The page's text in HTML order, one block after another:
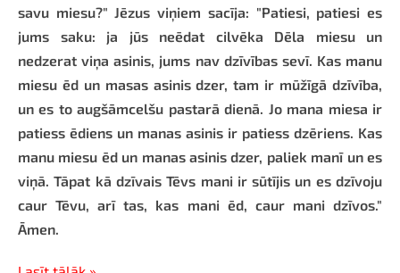
savu miesu?" Jēzus viņiem sacīja: "Patiesi, patiesi es
jums saku: ja jūs neēdat cilvēka Dēla miesu un
nedzerat viņa asinis, jums nav dzīvības sevī. Kas manu
miesu ēd un masas asinis dzer, tam ir mūžīgā dzīvība,
un es to augšāmcelšu pastarā dienā. Jo mana miesa ir
patiess ēdiens un manas asinis ir patiess dzēriens. Kas
manu miesu ēd un manas asinis dzer, paliek manī un es
viņā. Tāpat kā dzīvais Tēvs mani ir sūtījis un es dzīvoju
caur Tēvu, arī tas, kas mani ēd, caur mani dzīvos."
Āmen.